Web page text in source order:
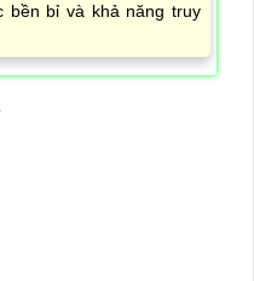
bền bỉ và khả năng truy